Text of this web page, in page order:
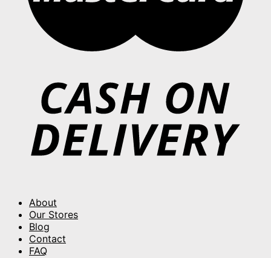
About
Our Stores
Blog
Contact
FAQ